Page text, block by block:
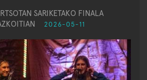
SARIKETAKO FINALA
2026-05-11